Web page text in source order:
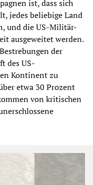
ist, dass sich
jedes beliebige Land
und die US-Militär-
ausgeweitet werden.
der
des US-
Kontinent zu
etwa 30 Prozent
von kritischen